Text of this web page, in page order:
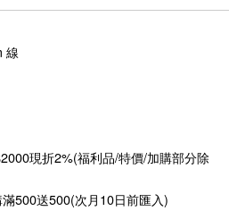
線
現折2%(福利品/特價/加購部分除
滿500送500(次月10日前匯入)